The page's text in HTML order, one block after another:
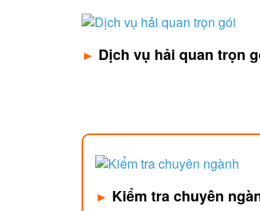
► Dịch vụ hải quan trọn
► Kiểm tra chuyên